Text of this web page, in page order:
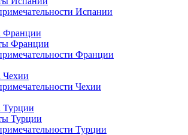
Испании
Франции
Франции
Франции
Чехии
Чехии
Турции
Турции
Турции